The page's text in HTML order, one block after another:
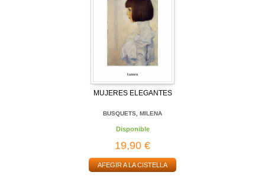
MUJERES ELEGANTES
BUSQUETS, MILENA
Disponible
19,90 €
AFEGIR A LA CISTELLA